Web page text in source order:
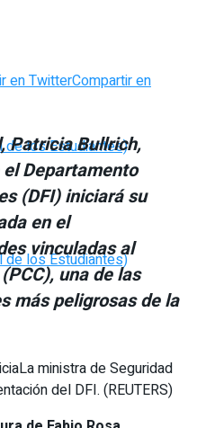
de los Estudiantes)
de los Estudiantes)
en TwitterCompartir en
Patricia Bullrich,
Departamento
(DFI) iniciará su
en el
vinculadas al
una de las
más peligrosas de la
La ministra de Seguridad
del DFI. (REUTERS)